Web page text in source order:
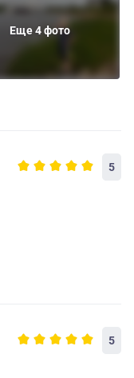
Еще 4 фото
5
5